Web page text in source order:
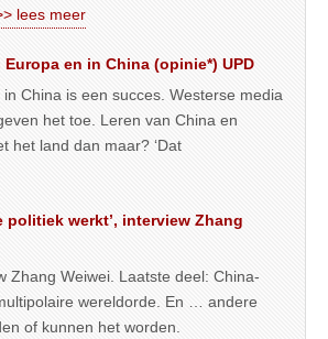
lees meer
en in China (opinie*) UPD
China is een succes. Westerse media
het toe. Leren van China en
het land dan maar? ‘Dat
politiek werkt’, interview Zhang
Zhang Weiwei. Laatste deel: China-
wereldorde. En … andere
of kunnen het worden.